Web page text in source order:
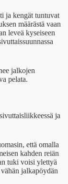
ja kengät tuntuvat
määrästä vaan
leveä kyseiseen
jalkojen
pelata.
ja
että omalla
kahden reiän
tuki voisi ylettyä
jalkapöydän